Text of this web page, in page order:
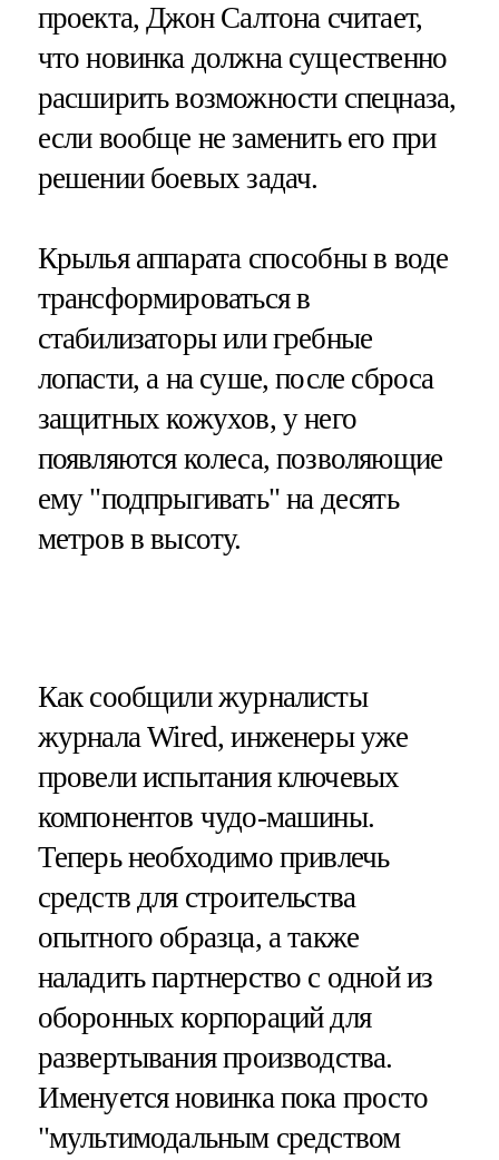
проекта, Джон Салтона считает,
что новинка должна существенно
расширить возможности спецназа,
если вообще не заменить его при
решении боевых задач.
Крылья аппарата способны в воде
трансформироваться в
стабилизаторы или гребные
лопасти, а на суше, после сброса
защитных кожухов, у него
появляются колеса, позволяющие
ему "подпрыгивать" на десять
метров в высоту.
Как сообщили журналисты
журнала Wired, инженеры уже
провели испытания ключевых
компонентов чудо-машины.
Теперь необходимо привлечь
средств для строительства
опытного образца, а также
наладить партнерство с одной из
оборонных корпораций для
развертывания производства.
Именуется новинка пока просто
"мультимодальным средством